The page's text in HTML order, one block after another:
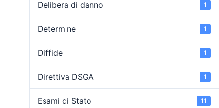
Delibera di danno 1
Determine 1
Diffide 1
Direttiva DSGA 1
Esami di Stato 11